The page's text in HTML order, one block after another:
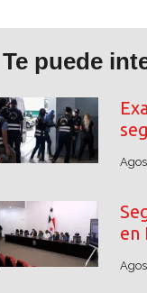
Te puede
en